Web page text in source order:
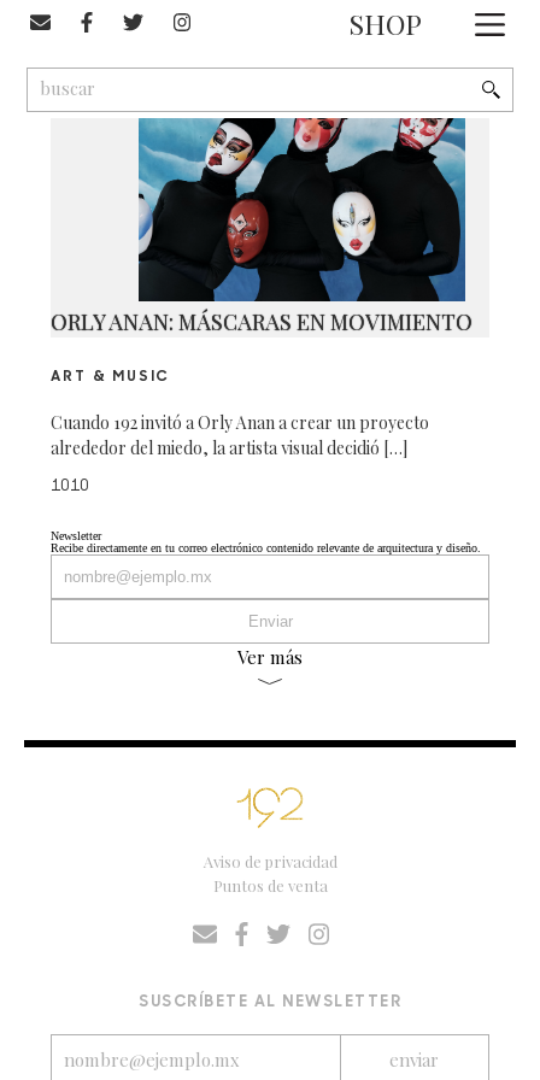
SHOP
ORLY ANAN: MÁSCARAS EN MOVIMIENTO
ART & MUSIC
Cuando 192 invitó a Orly Anan a crear un proyecto
alrededor del miedo, la artista visual decidió […]
1010
Newsletter
Recibe directamente en tu correo electrónico contenido relevante de arquitectura y diseño.
Ver más
Aviso de privacidad
Puntos de venta
SUSCRÍBETE AL NEWSLETTER